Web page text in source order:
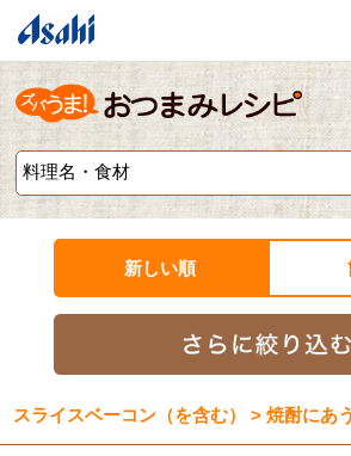
新しい順
スライスベーコン（を含む） > 焼酎に